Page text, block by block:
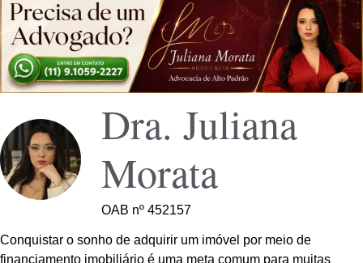
Dra. Juliana
Morata
OAB nº 452157
Conquistar o sonho de adquirir um imóvel por meio de
financiamento imobiliário é uma meta comum para muitas